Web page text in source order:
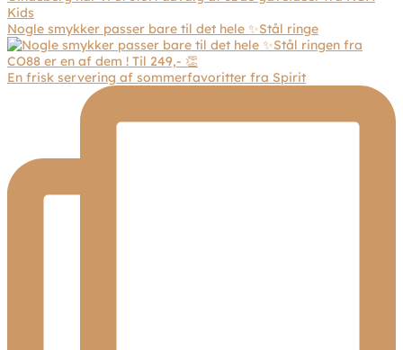
Nogle smykker passer bare til det hele ✨Stål ringe
En frisk servering af sommerfavoritter fra Spirit